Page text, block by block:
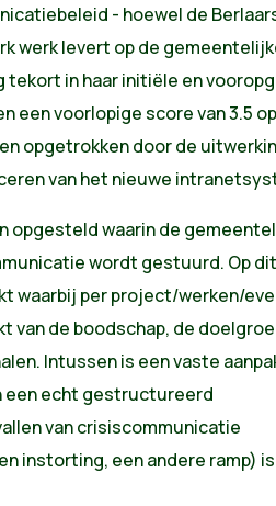
- hoewel de
werk levert op de
tekort in haar initiële en
een voorlopige score van 3.5
opgetrokken door de
van het nieuwe
opgesteld waarin de
wordt gestuurd. Op
waarbij per project/werken/
van de boodschap, de
. Intussen is een vaste
een echt gestructureerd
van crisiscommunicatie
instorting, een andere ramp)